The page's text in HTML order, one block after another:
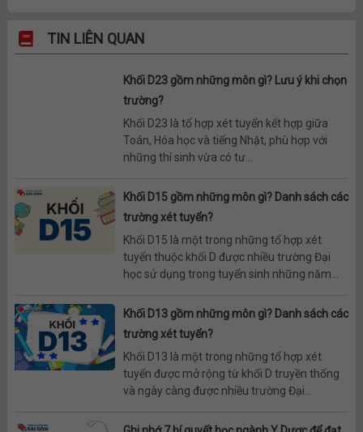
TIN LIÊN QUAN
Khối D23 gồm những môn gì? Lưu ý khi chọn
trường?
Khối D23 là tổ hợp xét tuyển kết hợp giữa
Toán, Hóa học và tiếng Nhật, phù hợp với
những thí sinh vừa có tư...
Khối D15 gồm những môn gì? Danh sách các
trường xét tuyển?
Khối D15 là một trong những tổ hợp xét
tuyển thuộc khối D được nhiều trường Đại
học sử dụng trong tuyển sinh những năm...
Khối D13 gồm những môn gì? Danh sách các
trường xét tuyển?
Khối D13 là một trong những tổ hợp xét
tuyển được mở rộng từ khối D truyền thống
và ngày càng được nhiều trường Đại...